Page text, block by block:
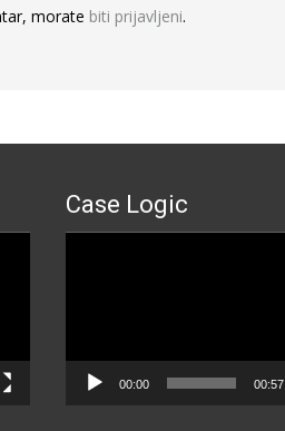
morate biti prijavljeni.
Case Logic
00:00 00:57